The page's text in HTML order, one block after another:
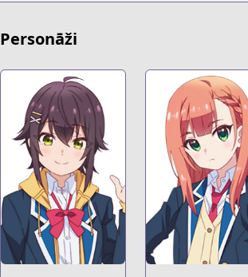
https://www.novelupdates.com/
Book☆Walker
Web Ace
Web Ace
https://web-ace.jp/shonenace/
ComicWalker
ComicWalker
https://comic-walker.com/contents/
Personāži